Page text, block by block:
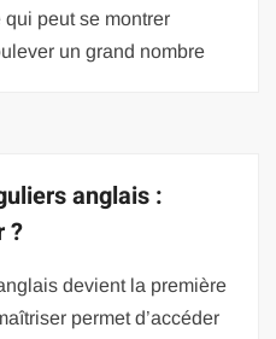
peut se montrer
un grand nombre
anglais :
?
devient la première
permet d’accéder